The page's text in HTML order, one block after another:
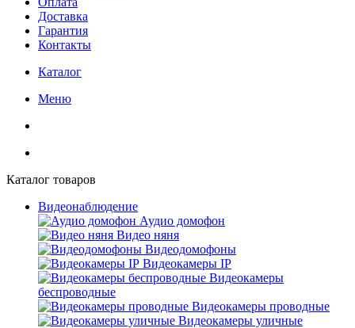
Доставка
Гарантия
Контакты
Каталог
Меню
Каталог товаров
Видеонаблюдение
Аудио домофон
Видео няня
Видеодомофоны
Видеокамеры IP
Видеокамеры
беспроводные
Видеокамеры проводные
Видеокамеры уличные